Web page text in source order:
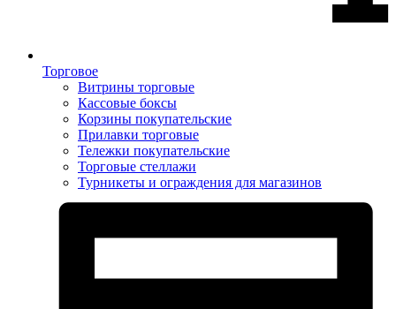
Торговое
Витрины торговые
Кассовые боксы
Корзины покупательские
Прилавки торговые
Тележки покупательские
Торговые стеллажи
Турникеты и ограждения для магазинов